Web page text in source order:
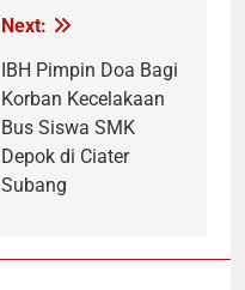
Next:
IBH Pimpin Doa Bagi
Korban Kecelakaan
Bus Siswa SMK
Depok di Ciater
Subang